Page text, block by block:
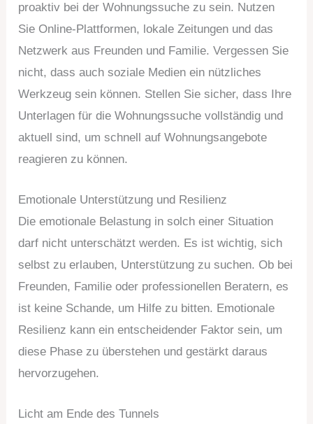
proaktiv bei der Wohnungssuche zu sein. Nutzen
Sie Online-Plattformen, lokale Zeitungen und das
Netzwerk aus Freunden und Familie. Vergessen Sie
nicht, dass auch soziale Medien ein nützliches
Werkzeug sein können. Stellen Sie sicher, dass Ihre
Unterlagen für die Wohnungssuche vollständig und
aktuell sind, um schnell auf Wohnungsangebote
reagieren zu können.
Emotionale Unterstützung und Resilienz
Die emotionale Belastung in solch einer Situation
darf nicht unterschätzt werden. Es ist wichtig, sich
selbst zu erlauben, Unterstützung zu suchen. Ob bei
Freunden, Familie oder professionellen Beratern, es
ist keine Schande, um Hilfe zu bitten. Emotionale
Resilienz kann ein entscheidender Faktor sein, um
diese Phase zu überstehen und gestärkt daraus
hervorzugehen.
Licht am Ende des Tunnels